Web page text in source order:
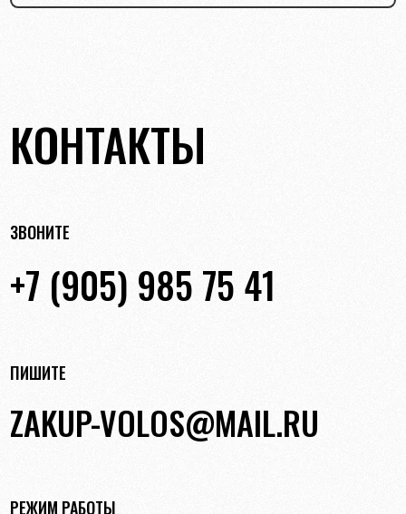
КОНТАКТЫ
ЗВОНИТЕ
+7 (905) 985 75 41
ПИШИТЕ
ZAKUP-VOLOS@MAIL.RU
РЕЖИМ РАБОТЫ